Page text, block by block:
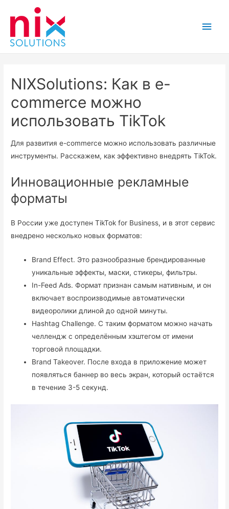
Main
NIXSolutions: Как в e-
commerce можно
использовать TikTok
Для развития e-commerce можно использовать различные
инструменты. Расскажем, как эффективно внедрять TikTok.
Инновационные рекламные
форматы
В России уже доступен TikTok for Business, и в этот сервис
внедрено несколько новых форматов:
Brand Effect. Это разнообразные брендированные
уникальные эффекты, маски, стикеры, фильтры.
In-Feed Ads. Формат признан самым нативным, и он
включает воспроизводимые автоматически
видеоролики длиной до одной минуты.
Hashtag Challenge. С таким форматом можно начать
челлендж с определённым хэштегом от имени
торговой площадки.
Brand Takeover. После входа в приложение может
появляться баннер во весь экран, который остаётся
в течение 3-5 секунд.